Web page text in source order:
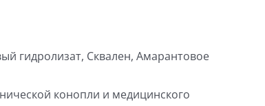
гидролизат, Сквален, Амарантовое
конопли и медицинского